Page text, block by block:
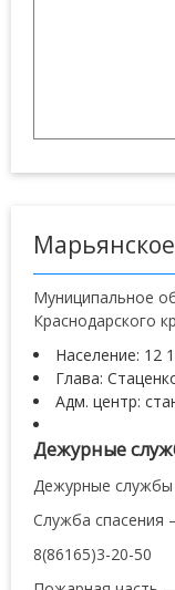
Муниципальное
Краснодарского
Население: 12
Глава:
Адм. центр:
Дежурные
Дежурные службы
Служба спасения
8(86165)3-20-50